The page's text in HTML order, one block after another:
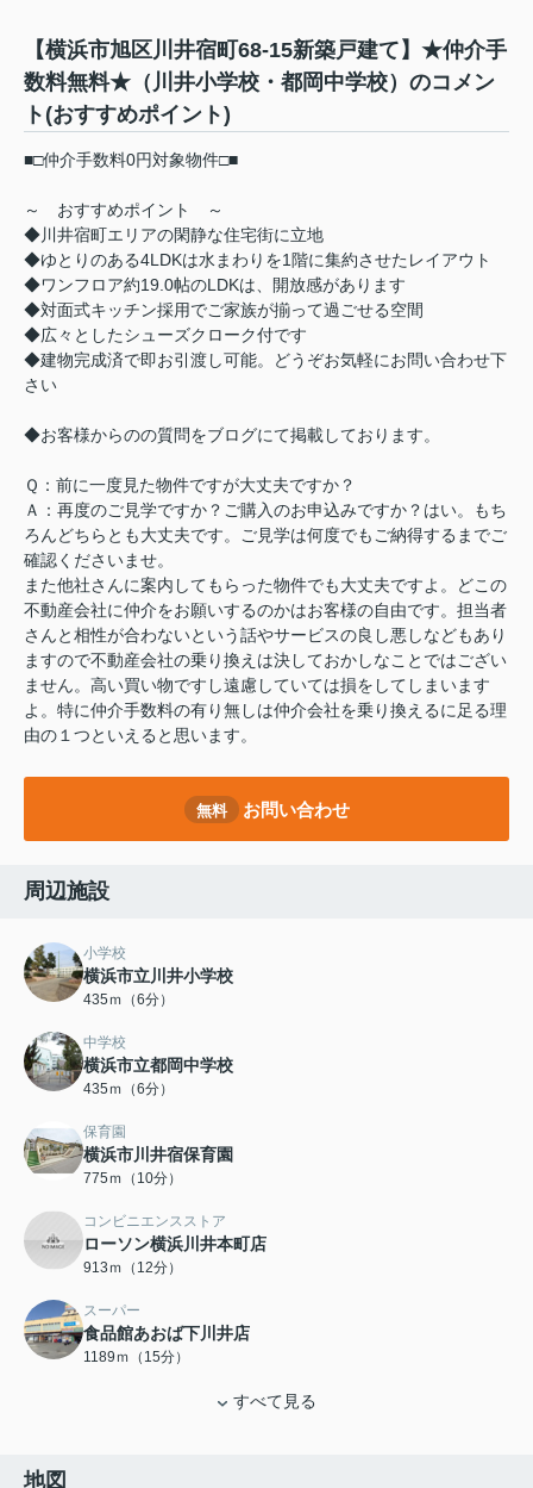
【横浜市旭区川井宿町68-15新築戸建て】★仲介手
数料無料★（川井小学校・都岡中学校）のコメン
ト(おすすめポイント)
■□仲介手数料0円対象物件□■
～ おすすめポイント ～
◆川井宿町エリアの閑静な住宅街に立地
◆ゆとりのある4LDKは水まわりを1階に集約させたレイアウト
◆ワンフロア約19.0帖のLDKは、開放感があります
◆対面式キッチン採用でご家族が揃って過ごせる空間
◆広々としたシューズクローク付です
◆建物完成済で即お引渡し可能。どうぞお気軽にお問い合わせ下
さい
◆お客様からのの質問をブログにて掲載しております。
Ｑ：前に一度見た物件ですが大丈夫ですか？
Ａ：再度のご見学ですか？ご購入のお申込みですか？はい。もち
ろんどちらとも大丈夫です。ご見学は何度でもご納得するまでご
確認くださいませ。
また他社さんに案内してもらった物件でも大丈夫ですよ。どこの
不動産会社に仲介をお願いするのかはお客様の自由です。担当者
さんと相性が合わないという話やサービスの良し悪しなどもあり
ますので不動産会社の乗り換えは決しておかしなことではござい
ません。高い買い物ですし遠慮していては損をしてしまいます
よ。特に仲介手数料の有り無しは仲介会社を乗り換えるに足る理
由の１つといえると思います。
無料 お問い合わせ
周辺施設
小学校
横浜市立川井小学校
435ｍ（6分）
中学校
横浜市立都岡中学校
435ｍ（6分）
保育園
横浜市川井宿保育園
775ｍ（10分）
コンビニエンスストア
ローソン横浜川井本町店
913ｍ（12分）
スーパー
食品館あおば下川井店
1189ｍ（15分）
すべて見る
地図